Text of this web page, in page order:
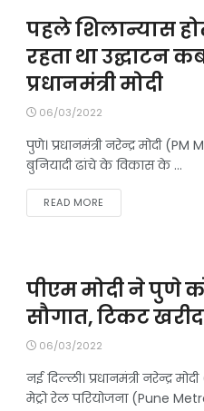
पहले शिलान्यास
रहता था उद्घाटन
प्रधानमंत्री मोदी
06/03/2022
पुणे। प्रधानमंत्री नरेन्द्र मोदी
बुनियादी ढांचे के विकास के ...
READ MORE
पीएम मोदी ने पुणे
सौगात, टिकट
06/03/2022
नई दिल्ली। प्रधानमंत्री नरेन्द्र
मेट्रो रेल परियोजना (Pune